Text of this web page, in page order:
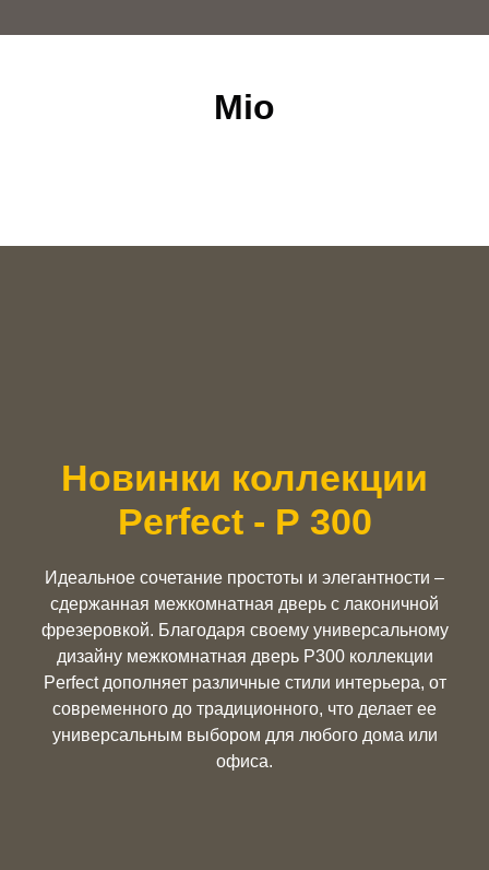
Mio
Новинки коллекции
Perfect - Р 300
Идеальное сочетание простоты и элегантности –
сдержанная межкомнатная дверь с лаконичной
фрезеровкой. Благодаря своему универсальному
дизайну межкомнатная дверь P300 коллекции
Perfect дополняет различные стили интерьера, от
современного до традиционного, что делает ее
универсальным выбором для любого дома или
офиса.